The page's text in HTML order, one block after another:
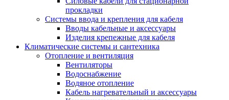
прокладки
Системы ввода и крепления для кабеля
Вводы кабельные и аксессуары
Изделия крепежные для кабеля
Климатические системы и сантехника
Отопление и вентиляция
Вентиляторы
Водоснабжение
Водяное отопление
Кабель нагревательный и аксессуары